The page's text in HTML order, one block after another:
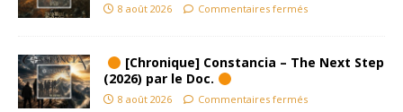
8 août 2026 Commentaires fermés
[Chronique] Constancia – The Next Step
(2026) par le Doc.
8 août 2026 Commentaires fermés